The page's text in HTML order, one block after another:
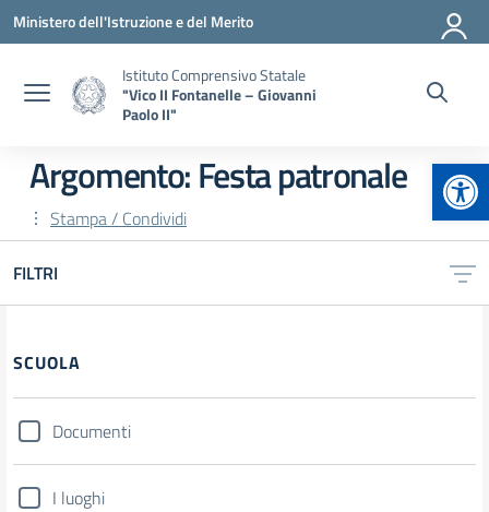
Vai ai contenuti
Vai al menu di navigazione
Vai al footer
Ministero dell'Istruzione e del Merito
Istituto Comprensivo Statale
"Vico II Fontanelle – Giovanni
Paolo II"
Argomento: Festa patronale
Stampa / Condividi
FILTRI
Filtri
SCUOLA
Documenti
I luoghi